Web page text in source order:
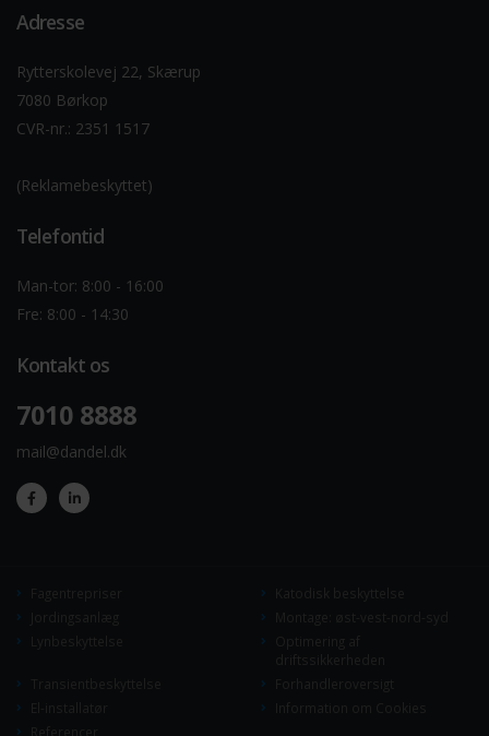
Adresse
Rytterskolevej 22, Skærup
7080 Børkop
CVR-nr.: 2351 1517
(Reklamebeskyttet)
Telefontid
Man-tor: 8:00 - 16:00
Fre: 8:00 - 14:30
Kontakt os
7010 8888
mail@dandel.dk